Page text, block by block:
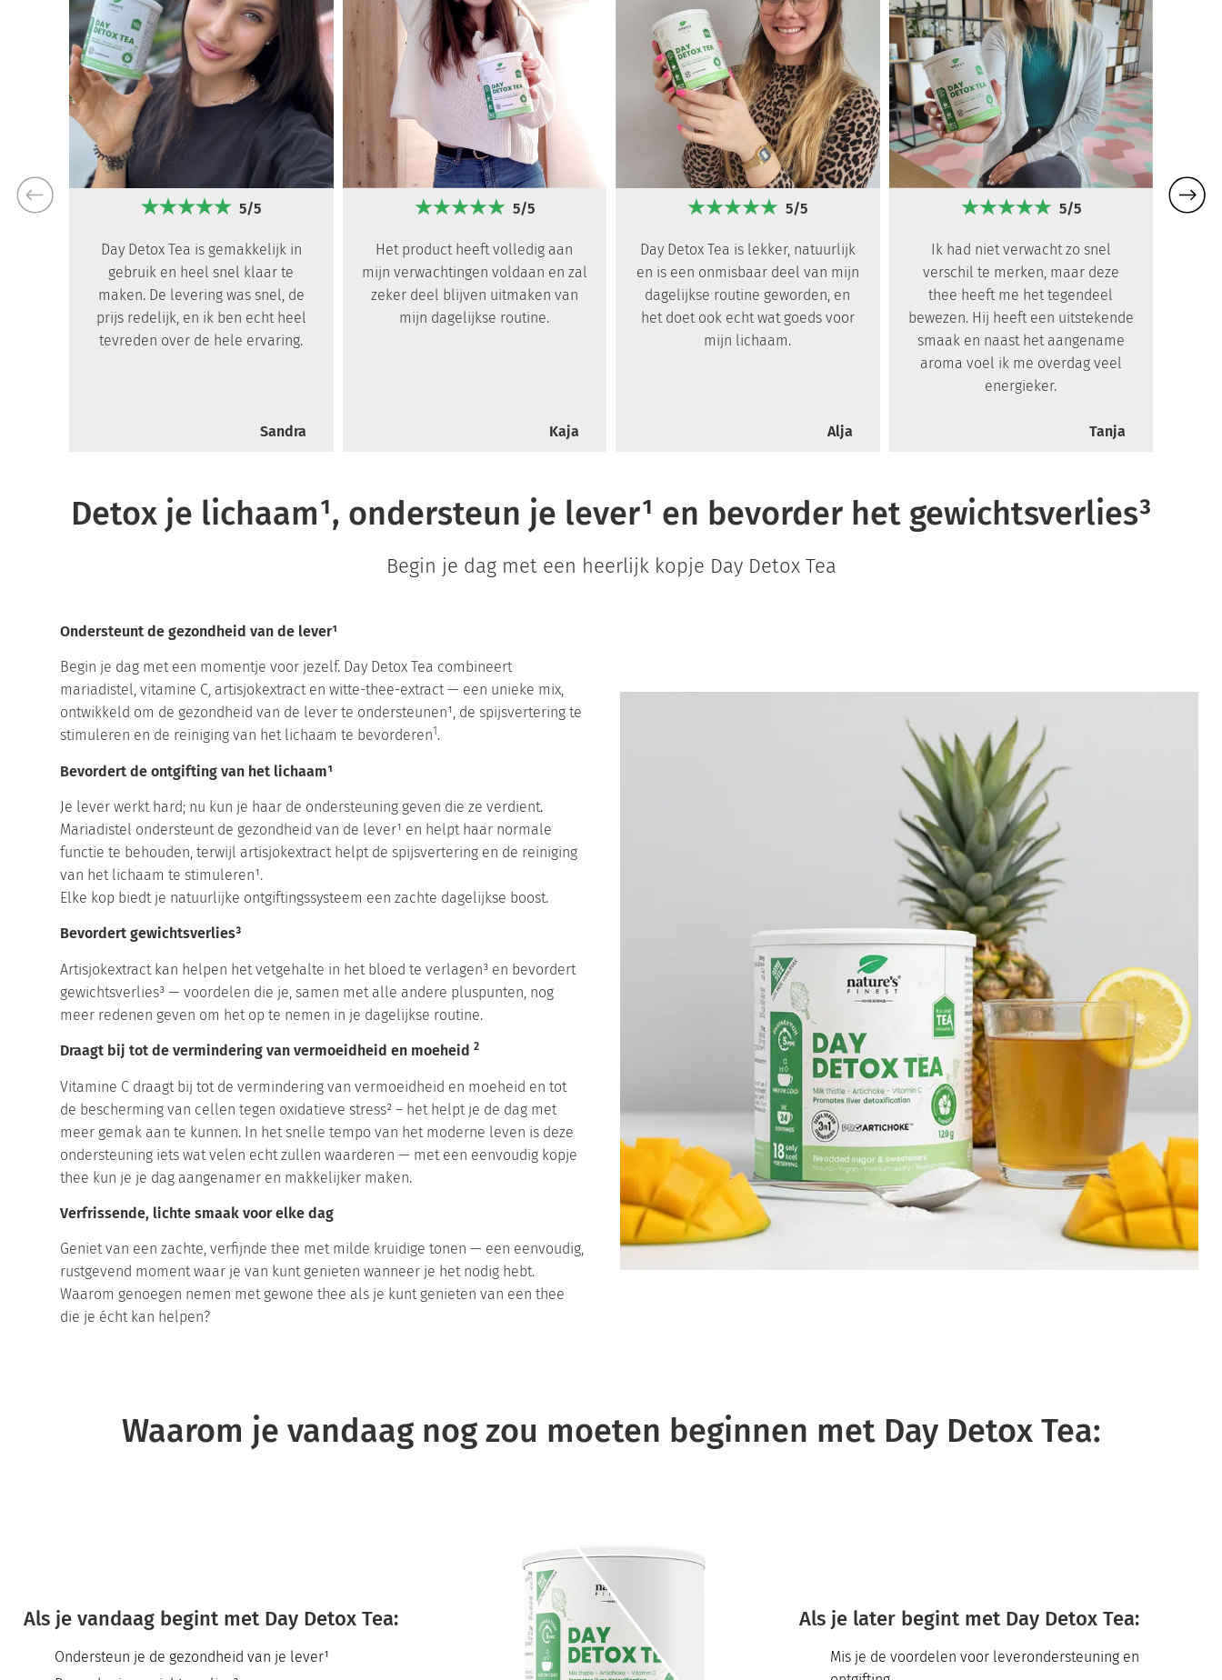
5/5
Day Detox Tea is gemakkelijk in
gebruik en heel snel klaar te
maken. De levering was snel, de
prijs redelijk, en ik ben echt heel
tevreden over de hele ervaring.
Sandra
5/5
Het product heeft volledig aan
mijn verwachtingen voldaan en zal
zeker deel blijven uitmaken van
mijn dagelijkse routine.
Kaja
5/5
Day Detox Tea is lekker, natuurlijk
en is een onmisbaar deel van mijn
dagelijkse routine geworden, en
het doet ook echt wat goeds voor
mijn lichaam.
Alja
5/5
Ik had niet verwacht zo snel
verschil te merken, maar deze
thee heeft me het tegendeel
bewezen. Hij heeft een uitstekende
smaak en naast het aangename
aroma voel ik me overdag veel
energieker.
Tanja
Detox je lichaam¹, ondersteun je lever¹ en bevorder het gewichtsverlies³
Begin je dag met een heerlijk kopje Day Detox Tea
Ondersteunt de gezondheid van de lever¹
Begin je dag met een momentje voor jezelf. Day Detox Tea combineert
mariadistel, vitamine C, artisjokextract en witte-thee-extract — een unieke mix,
ontwikkeld om de gezondheid van de lever te ondersteunen¹, de spijsvertering te
stimuleren en de reiniging van het lichaam te bevorderen1 .
Bevordert de ontgifting van het lichaam¹
Je lever werkt hard; nu kun je haar de ondersteuning geven die ze verdient.
Mariadistel ondersteunt de gezondheid van de lever¹ en helpt haar normale
functie te behouden, terwijl artisjokextract helpt de spijsvertering en de reiniging
van het lichaam te stimuleren¹.
Elke kop biedt je natuurlijke ontgiftingssysteem een zachte dagelijkse boost.
Bevordert gewichtsverlies³
Artisjokextract kan helpen het vetgehalte in het bloed te verlagen³ en bevordert
gewichtsverlies³ — voordelen die je, samen met alle andere pluspunten, nog
meer redenen geven om het op te nemen in je dagelijkse routine.
Draagt bij tot de vermindering van vermoeidheid en moeheid 2
Vitamine C draagt bij tot de vermindering van vermoeidheid en moeheid en tot
de bescherming van cellen tegen oxidatieve stress² – het helpt je de dag met
meer gemak aan te kunnen. In het snelle tempo van het moderne leven is deze
ondersteuning iets wat velen echt zullen waarderen — met een eenvoudig kopje
thee kun je je dag aangenamer en makkelijker maken.
Verfrissende, lichte smaak voor elke dag
Geniet van een zachte, verfijnde thee met milde kruidige tonen — een eenvoudig,
rustgevend moment waar je van kunt genieten wanneer je het nodig hebt.
Waarom genoegen nemen met gewone thee als je kunt genieten van een thee
die je écht kan helpen?
Waarom je vandaag nog zou moeten beginnen met Day Detox Tea:
Als je vandaag begint met Day Detox Tea:
Ondersteun je de gezondheid van je lever¹
Als je later begint met Day Detox Tea:
Mis je de voordelen voor leverondersteuning en